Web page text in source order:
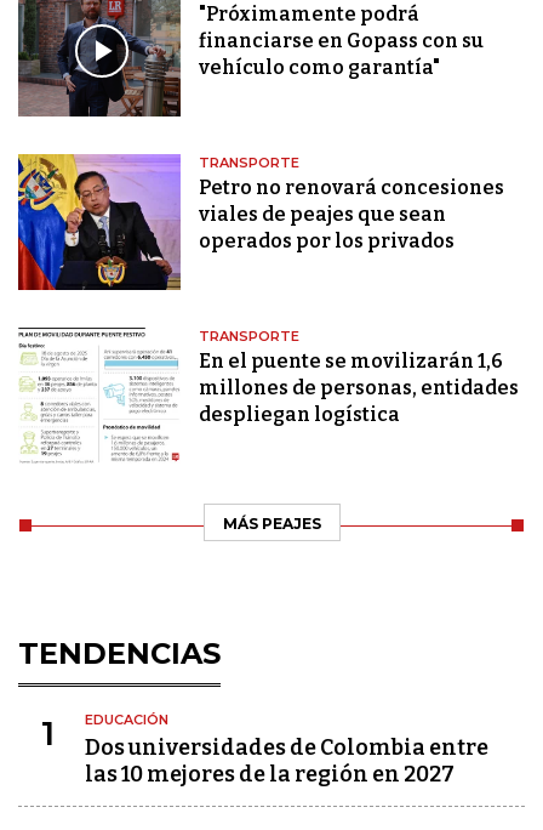
"Próximamente podrá
financiarse en Gopass con su
vehículo como garantía"
TRANSPORTE
Petro no renovará concesiones
viales de peajes que sean
operados por los privados
TRANSPORTE
En el puente se movilizarán 1,6
millones de personas, entidades
despliegan logística
MÁS PEAJES
TENDENCIAS
1 EDUCACIÓN
Dos universidades de Colombia entre
las 10 mejores de la región en 2027